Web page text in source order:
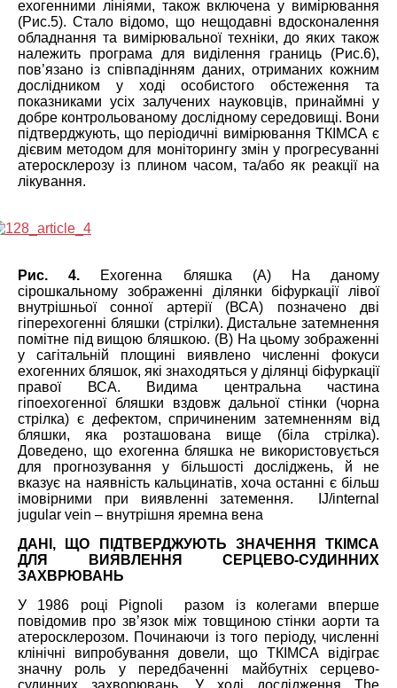
ехогенними лініями, також включена у вимірювання
(Рис.5). Стало відомо, що нещодавні вдосконалення
обладнання та вимірювальної техніки, до яких також
належить програма для виділення границь (Рис.6),
пов’язано із співпадінням даних, отриманих кожним
дослідником у ході особистого обстеження та
показниками усіх залучених науковців, принаймні у
добре контрольованому дослідному середовищі. Вони
підтверджують, що періодичні вимірювання ТКІМСА є
дієвим методом для моніторингу змін у прогресуванні
атеросклерозу із плином часом, та/або як реакції на
лікування.
Рис. 4. Ехогенна бляшка (А) На даному
сірошкальному зображенні ділянки біфуркації лівої
внутрішньої сонної артерії (ВСА) позначено дві
гіперехогенні бляшки (стрілки). Дистальне затемнення
помітне під вищою бляшкою. (В) На цьому зображенні
у сагітальній площині виявлено численні фокуси
ехогенних бляшок, які знаходяться у ділянці біфуркації
правої ВСА. Видима центральна частина
гіпоехогенної бляшки вздовж дальної стінки (чорна
стрілка) є дефектом, спричиненим затемненням від
бляшки, яка розташована вище (біла стрілка).
Доведено, що ехогенна бляшка не використовується
для прогнозування у більшості досліджень, й не
вказує на наявність кальцинатів, хоча останні є більш
імовірними при виявленні затемення. IJ/internal
jugular vein – внутрішня яремна вена
ДАНІ, ЩО ПІДТВЕРДЖУЮТЬ ЗНАЧЕННЯ ТКІМСА
ДЛЯ ВИЯВЛЕННЯ СЕРЦЕВО-СУДИННИХ
ЗАХВРЮВАНЬ
У 1986 році Pignoli разом із колегами вперше
повідомив про зв’язок між товщиною стінки аорти та
атеросклерозом. Починаючи із того періоду, численні
клінічні випробування довели, що ТКІМСА відіграє
значну роль у передбаченні майбутніх серцево-
судинних захворювань. У ході дослідження The